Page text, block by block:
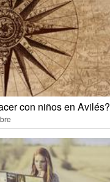
con niños en Avilés?